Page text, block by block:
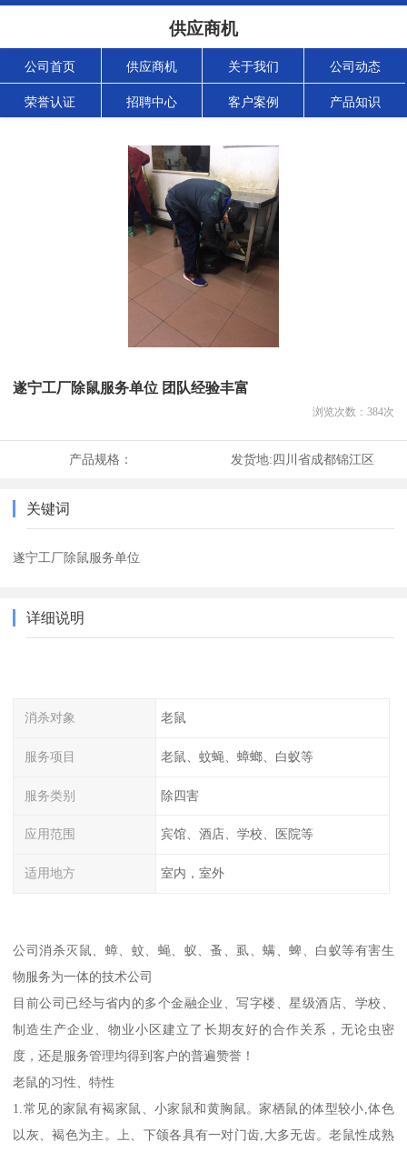
供应商机
公司首页 供应商机 关于我们 公司动态
荣誉认证 招聘中心 客户案例 产品知识
遂宁工厂除鼠服务单位 团队经验丰富
浏览次数： 384次
产品规格： 发货地:四川省成都锦江区
关键词
遂宁工厂除鼠服务单位
详细说明
消杀对象 老鼠
服务项目 老鼠、蚊蝇、蟑螂、白蚁等
服务类别 除四害
应用范围 宾馆、酒店、学校、医院等
适用地方 室内，室外
公司消杀灭鼠、蟑、蚊、蝇、蚁、蚤、虱、螨、蜱、白蚁等有害生
物服务为一体的技术公司
目前公司已经与省内的多个金融企业、写字楼、星级酒店、学校、
制造生产企业、物业小区建立了长期友好的合作关系，无论虫密
度，还是服务管理均得到客户的普遍赞誉！
老鼠的习性、特性
1.常见的家鼠有褐家鼠、小家鼠和黄胸鼠。家栖鼠的体型较小,体色
以灰、褐色为主。上、下颌各具有一对门齿,大多无齿。老鼠性成熟